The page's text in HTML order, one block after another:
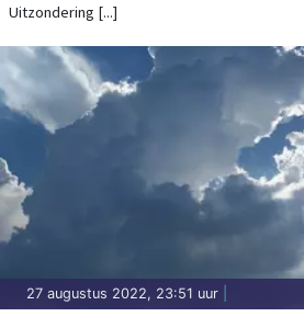
Uitzondering [...]
27 augustus 2022, 23:51 uur